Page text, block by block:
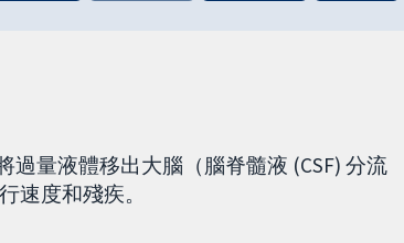
過量液體移出大腦（腦脊髓液 (CSF) 分流
速度和殘疾。